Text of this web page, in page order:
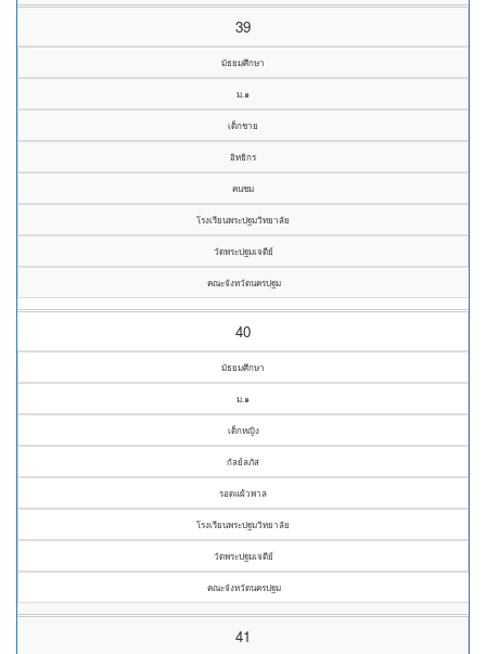
39
มัธยมศึกษา
ม.๑
เด็กชาย
อิทธิกร
คนชม
โรงเรียนพระปฐมวิทยาลัย
วัดพระปฐมเจดีย์
คณะจังหวัดนครปฐม
40
มัธยมศึกษา
ม.๑
เด็กหญิง
กัลย์ลภัส
รอดแผ้วพาล
โรงเรียนพระปฐมวิทยาลัย
วัดพระปฐมเจดีย์
คณะจังหวัดนครปฐม
41